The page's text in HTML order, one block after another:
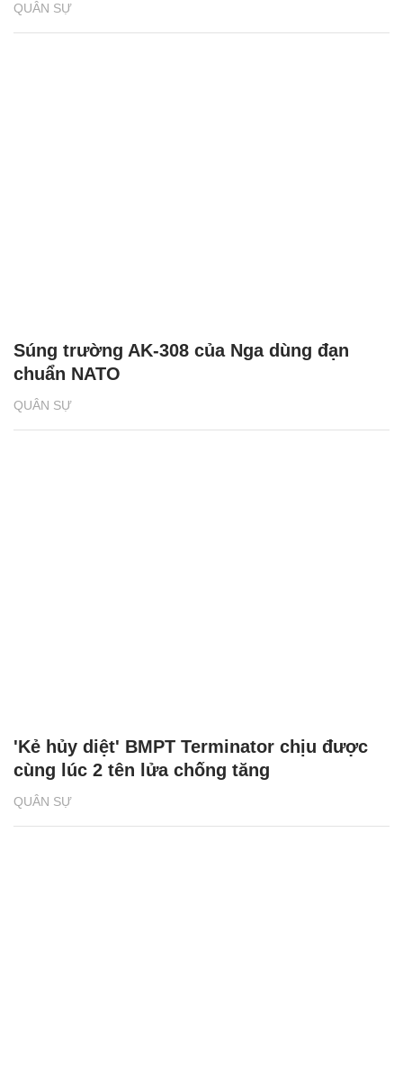
QUÂN SỰ
QUÂN SỰ
Súng trường AK-308 của Nga dùng đạn
chuẩn NATO
QUÂN SỰ
'Kẻ hủy diệt' BMPT Terminator chịu được
cùng lúc 2 tên lửa chống tăng